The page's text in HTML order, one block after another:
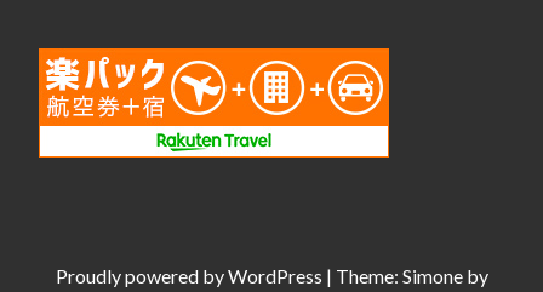
Proudly powered byWordPress | Theme: Simoneby